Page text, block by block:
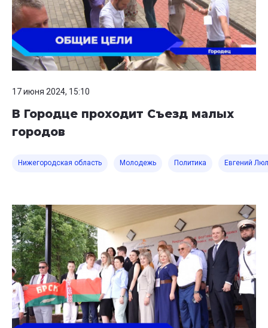
17 июня 2024, 15:10
В Городце проходит Съезд малых
городов
Нижегородская область Молодежь Политика Евгений